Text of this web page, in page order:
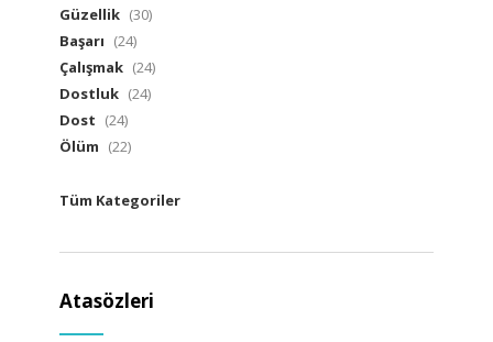
Güzellik (30)
Başarı (24)
Çalışmak (24)
Dostluk (24)
Dost (24)
Ölüm (22)
Tüm Kategoriler
Atasözleri